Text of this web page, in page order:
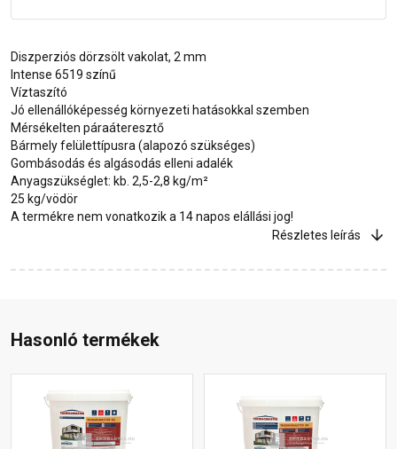
Diszperziós dörzsölt vakolat, 2 mm
Intense 6519 színű
Víztaszító
Jó ellenállóképesség környezeti hatásokkal szemben
Mérsékelten páraáteresztő
Bármely felülettípusra (alapozó szükséges)
Gombásodás és algásodás elleni adalék
Anyagszükséglet: kb. 2,5-2,8 kg/m²
25 kg/vödör
A termékre nem vonatkozik a 14 napos elállási jog!
Részletes leírás
Hasonló termékek